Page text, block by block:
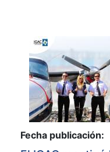
Fecha publicación: